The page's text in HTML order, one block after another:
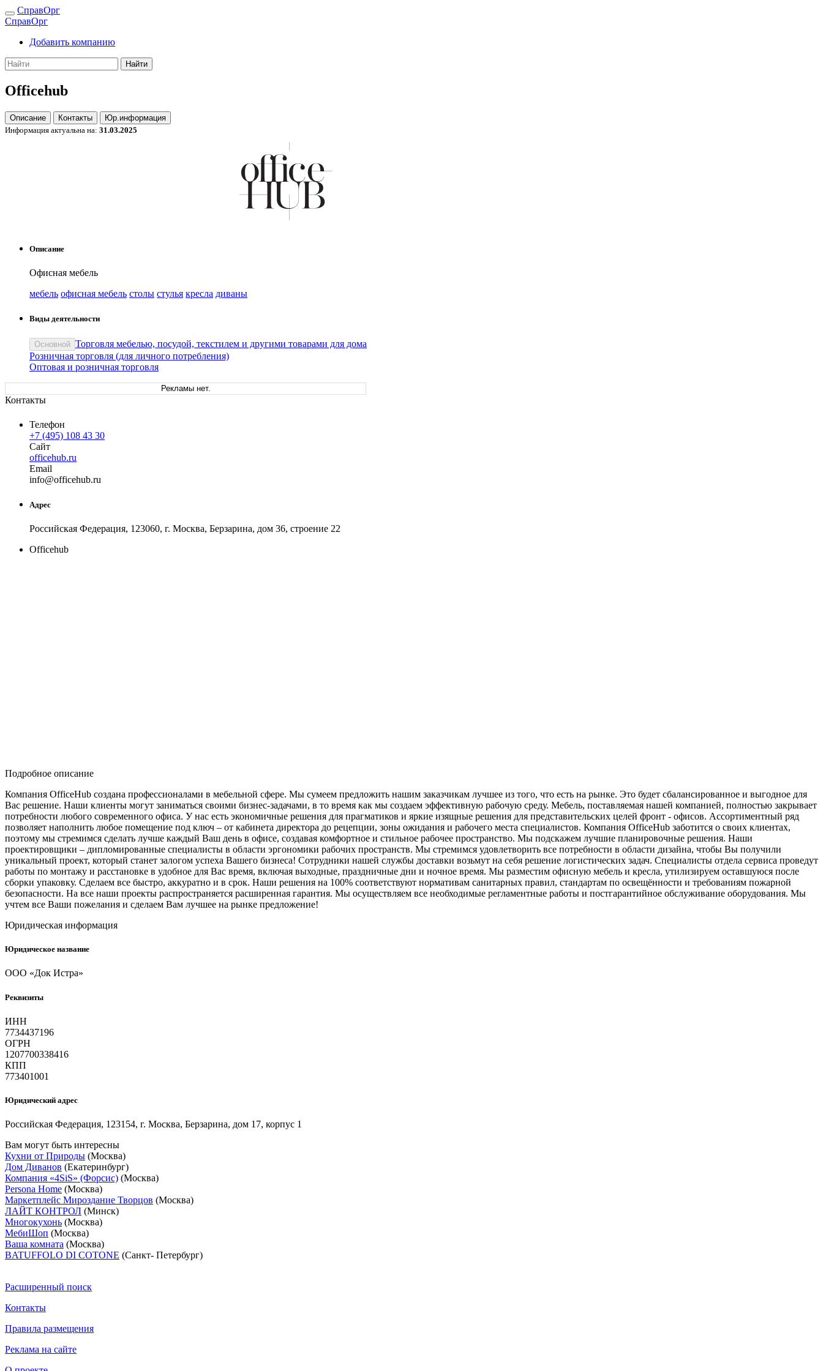
СправОрг
СправОрг
Добавить компанию
Найти
Officehub
Описание Контакты
Юр.информация
Информация актуальна на: 31.03.2025
Описание
Офисная мебель
мебель офисная мебель столы стулья кресла диваны
Виды деятельности
Основной Торговля мебелью, посудой, текстилем и другими товарами для дома
Розничная торговля (для личного потребления)
Оптовая и розничная торговля
Рекламы нет.
Контакты
Телефон
+7 (495) 108 43 30
Сайт
officehub.ru
Email
info@officehub.ru
Адрес
Российская Федерация, 123060, г. Москва, Берзарина, дом 36, строение 22
Officehub
Подробное описание
Компания OfficeHub создана профессионалами в мебельной сфере. Мы сумеем предложить нашим заказчикам лучшее из того, что есть на рынке. Это будет сбалансированное и выгодное для
Вас решение. Наши клиенты могут заниматься своими бизнес-задачами, в то время как мы создаем эффективную рабочую среду. Мебель, поставляемая нашей компанией, полностью закрывает
потребности любого современного офиса. У нас есть экономичные решения для прагматиков и яркие изящные решения для представительских целей фронт - офисов. Ассортиментный ряд
позволяет наполнить любое помещение под ключ – от кабинета директора до рецепции, зоны ожидания и рабочего места специалистов. Компания OfficeHub заботится о своих клиентах,
поэтому мы стремимся сделать лучше каждый Ваш день в офисе, создавая комфортное и стильное рабочее пространство. Мы подскажем лучшие планировочные решения. Наши
проектировщики – дипломированные специалисты в области эргономики рабочих пространств. Мы стремимся удовлетворить все потребности в области дизайна, чтобы Вы получили
уникальный проект, который станет залогом успеха Вашего бизнеса! Сотрудники нашей службы доставки возьмут на себя решение логистических задач. Специалисты отдела сервиса проведут
работы по монтажу и расстановке в удобное для Вас время, включая выходные, праздничные дни и ночное время. Мы разместим офисную мебель и кресла, утилизируем оставшуюся после
сборки упаковку. Сделаем все быстро, аккуратно и в срок. Наши решения на 100% соответствуют нормативам санитарных правил, стандартам по освещённости и требованиям пожарной
безопасности. На все наши проекты распространяется расширенная гарантия. Мы осуществляем все необходимые регламентные работы и постгарантийное обслуживание оборудования. Мы
учтем все Ваши пожелания и сделаем Вам лучшее на рынке предложение!
Юридическая информация
Юридическое название
ООО «Док Истра»
Реквизиты
ИНН
7734437196
ОГРН
1207700338416
КПП
773401001
Юридический адрес
Российская Федерация, 123154, г. Москва, Берзарина, дом 17, корпус 1
Вам могут быть интересны
Кухни от Природы (Москва)
Дом Диванов (Екатеринбург)
Компания «4SiS» (Форсис) (Москва)
Persona Home (Москва)
Маркетплейс Мироздание Творцов (Москва)
ЛАЙТ КОНТРОЛ (Минск)
Многокухонь (Москва)
МебиШоп (Москва)
Ваша комната (Москва)
BATUFFOLO DI COTONE (Санкт- Петербург)
Расширенный поиск
Контакты
Правила размещения
Реклама на сайте